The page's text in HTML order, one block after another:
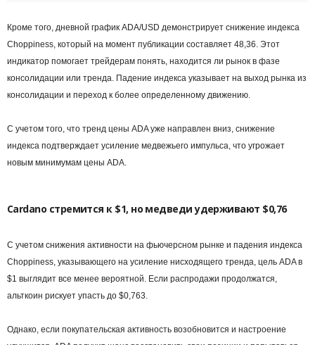
Кроме того, дневной график ADA/USD демонстрирует снижение индекса
Choppiness, который на момент публикации составляет 48,36. Этот
индикатор помогает трейдерам понять, находится ли рынок в фазе
консолидации или тренда. Падение индекса указывает на выход рынка из
консолидации и переход к более определенному движению.
С учетом того, что тренд цены ADA уже направлен вниз, снижение
индекса подтверждает усиление медвежьего импульса, что угрожает
новым минимумам цены ADA.
Cardano стремится к $1, но медведи удерживают $0,76
С учетом снижения активности на фьючерсном рынке и падения индекса
Choppiness, указывающего на усиление нисходящего тренда, цель ADA в
$1 выглядит все менее вероятной. Если распродажи продолжатся,
альткоин рискует упасть до $0,763.
Однако, если покупательская активность возобновится и настроение